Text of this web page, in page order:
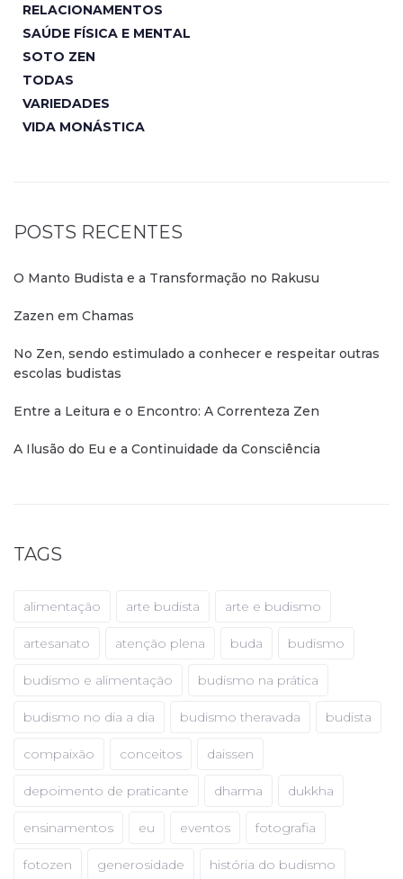
RELACIONAMENTOS
SAÚDE FÍSICA E MENTAL
SOTO ZEN
TODAS
VARIEDADES
VIDA MONÁSTICA
POSTS RECENTES
O Manto Budista e a Transformação no Rakusu
Zazen em Chamas
No Zen, sendo estimulado a conhecer e respeitar outras
escolas budistas
Entre a Leitura e o Encontro: A Correnteza Zen
A Ilusão do Eu e a Continuidade da Consciência
TAGS
alimentação arte budista arte e budismo
artesanato atenção plena buda budismo
budismo e alimentação budismo na prática
budismo no dia a dia budismo theravada budista
compaixão conceitos daissen
depoimento de praticante dharma dukkha
ensinamentos eu eventos fotografia
fotozen generosidade história do budismo